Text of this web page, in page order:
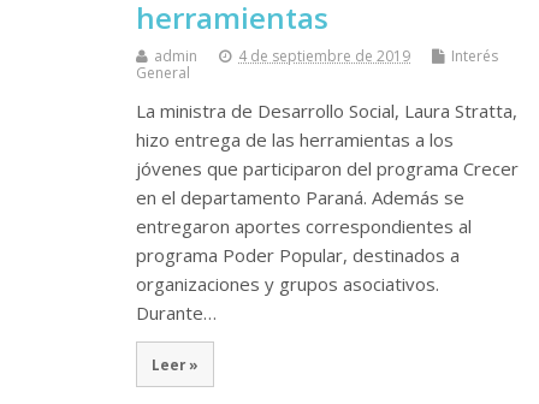
herramientas
admin 4 de septiembre de 2019
Interés
General
La ministra de Desarrollo Social, Laura Stratta,
hizo entrega de las herramientas a los
jóvenes que participaron del programa Crecer
en el departamento Paraná. Además se
entregaron aportes correspondientes al
programa Poder Popular, destinados a
organizaciones y grupos asociativos.
Durante…
Leer »